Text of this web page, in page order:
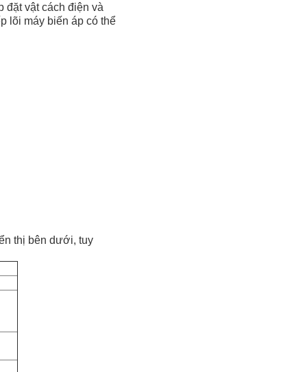
đặt vật cách điện và
lõi máy biến áp có thể
thị bên dưới, tuy